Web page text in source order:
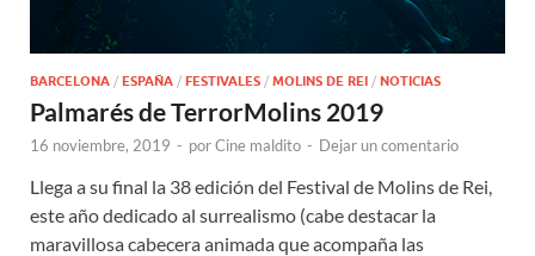
BARCELONA / ESPAÑA / FESTIVALES / MOLINS DE REI / NOTICIAS
Palmarés de TerrorMolins 2019
16 noviembre, 2019 - porCine maldito - Dejar un comentario
Llega a su final la 38 edición del Festival de Molins de Rei,
este año dedicado al surrealismo (cabe destacar la
maravillosa cabecera animada que acompaña las